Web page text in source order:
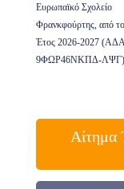
Ευρωπαϊκό Σχολείο
Φρανκφούρτης, από
Έτος 2026-2027
9ΦΩΡ46ΝΚΠΔ-ΛΨΓ)
Αίτημα